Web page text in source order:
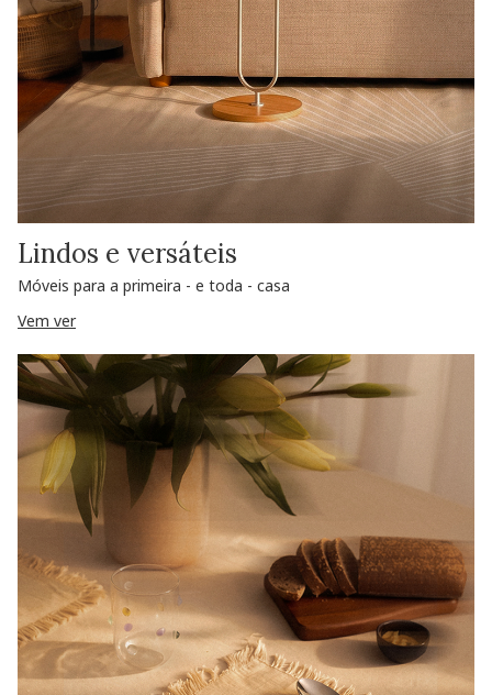
Lindos e versáteis
Móveis para a primeira - e toda - casa
Vem ver